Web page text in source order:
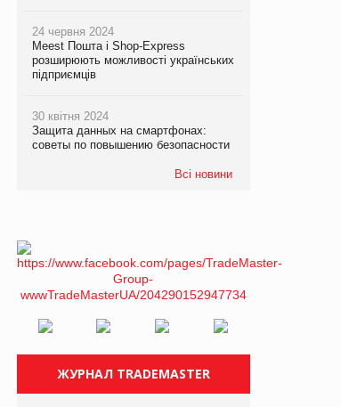
асортимент, якого покупці
не очікують побачити на
платформі
24 червня 2024
Meest Пошта і Shop-Express
розширюють можливості українських
підприємців
30 квітня 2024
Защита данных на смартфонах:
советы по повышению безопасности
Всі новини
ЖУРНАЛ TRADEMASTER